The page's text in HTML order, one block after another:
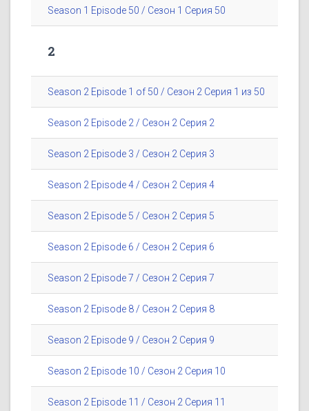
Season 1 Episode 50 / Сезон 1 Серия 50
2
Season 2 Episode 1 of 50 / Сезон 2 Серия 1 из 50
Season 2 Episode 2 / Сезон 2 Серия 2
Season 2 Episode 3 / Сезон 2 Серия 3
Season 2 Episode 4 / Сезон 2 Серия 4
Season 2 Episode 5 / Сезон 2 Серия 5
Season 2 Episode 6 / Сезон 2 Серия 6
Season 2 Episode 7 / Сезон 2 Серия 7
Season 2 Episode 8 / Сезон 2 Серия 8
Season 2 Episode 9 / Сезон 2 Серия 9
Season 2 Episode 10 / Сезон 2 Серия 10
Season 2 Episode 11 / Сезон 2 Серия 11